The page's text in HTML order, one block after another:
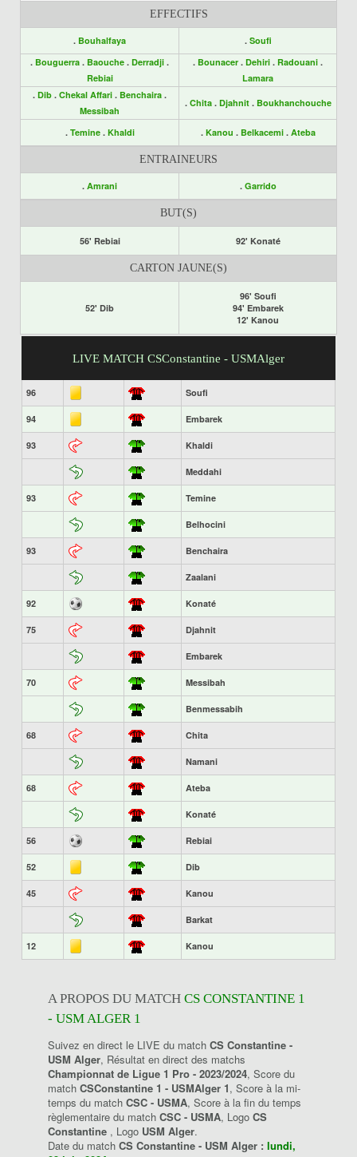
EFFECTIFS
. Bouhalfaya . Soufi
. Bouguerra . Baouche . Derradji .
Rebiai
. Bounacer . Dehiri . Radouani .
Lamara
. Dib . Chekal Affari . Benchaira .
Messibah
. Chita. Djahnit. Boukhanchouche
. Temine . Khaldi . Kanou . Belkacemi. Ateba
ENTRAINEURS
. Amrani . Garrido
BUT(S)
56' Rebiai 92' Konaté
CARTON JAUNE(S)
52' Dib
96' Soufi
94' Embarek
12' Kanou
LIVE MATCH CSConstantine - USMAlger
96 Soufi
94 Embarek
93 Khaldi
Meddahi
93 Temine
Belhocini
93 Benchaira
Zaalani
92 Konaté
75 Djahnit
Embarek
70 Messibah
Benmessabih
68 Chita
Namani
68 Ateba
Konaté
56 Rebiai
52 Dib
45 Kanou
Barkat
12 Kanou
A PROPOS DU MATCH CS CONSTANTINE 1
- USM ALGER 1
Suivez en direct le LIVE du match CS Constantine -
USM Alger, Résultat en direct des matchs
Championnat de Ligue 1 Pro - 2023/2024, Score du
match CSConstantine 1 - USMAlger 1, Score à la mi-
temps du match CSC - USMA, Score à la fin du temps
règlementaire du match CSC - USMA, Logo CS
Constantine , Logo USM Alger.
Date du match CS Constantine - USM Alger : lundi,